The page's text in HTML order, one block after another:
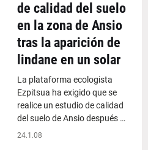
de calidad del suelo
en la zona de Ansio
tras la aparición de
lindane en un solar
La plataforma ecologista
Ezpitsua ha exigido que se
realice un estudio de calidad
del suelo de Ansio después …
24.1.08